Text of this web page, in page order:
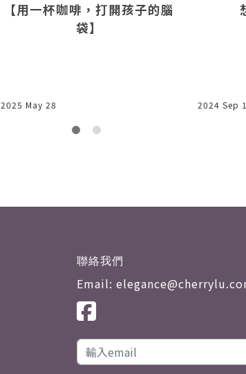
【用一杯咖啡，打開孩子的腦
袋】
2025 May 28 2024 Sep
聯絡我們
Email: